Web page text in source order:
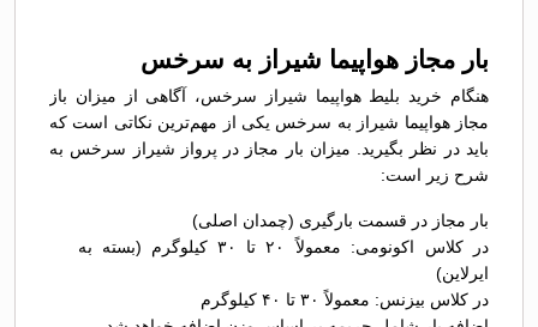
بار مجاز هواپیما شیراز به سرخس
هنگام خرید بلیط هواپیما شیراز سرخس، آگاهی از میزان باز
مجاز هواپیما شیراز به سرخس یکی از مهم‌ترین نکاتی است که
باید در نظر بگیرید. میزان بار مجاز در پرواز شیراز سرخس به
شرح زیر است:
بار مجاز در قسمت بارگیری (چمدان اصلی)
در کلاس اکونومی: معمولاً ۲۰ تا ۳۰ کیلوگرم (بسته به
ایرلاین)
در کلاس بیزنس: معمولاً ۳۰ تا ۴۰ کیلوگرم